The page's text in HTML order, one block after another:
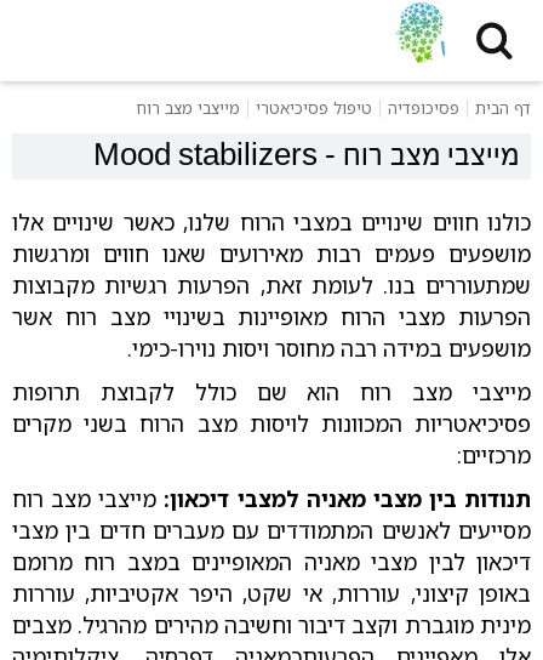
דף הבית פסיכופדיה טיפול פסיכיאטרי מייצבי מצב רוח
Mood stabilizers - מייצבי מצב רוח
כולנו חווים שינויים במצבי הרוח שלנו, כאשר שינויים אלו
מושפעים פעמים רבות מאירועים שאנו חווים ומרגשות
שמתעוררים בנו. לעומת זאת, הפרעות רגשיות מקבוצות
הפרעות מצבי הרוח מאופיינות בשינויי מצב רוח אשר
מושפעים במידה רבה מחוסר ויסות נוירו-כימי.
מייצבי מצב רוח הוא שם כולל לקבוצת תרופות
פסיכיאטריות המכוונות לויסות מצב הרוח בשני מקרים
מרכזיים:
תנודות בין מצבי מאניה למצבי דיכאון: מייצבי מצב רוח
מסייעים לאנשים המתמודדים עם מעברים חדים בין מצבי
דיכאון לבין מצבי מאניה המאופיינים במצב רוח מרומם
באופן קיצוני, עוררות, אי שקט, היפר אקטיביות, עוררות
מינית מוגברת וקצב דיבור וחשיבה מהירים מהרגיל. מצבים